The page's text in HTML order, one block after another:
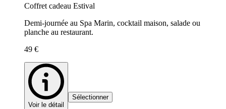
Coffret cadeau Estival
Demi-journée au Spa Marin, cocktail maison, salade ou
planche au restaurant.
49 €
Voir le détail
Sélectionner